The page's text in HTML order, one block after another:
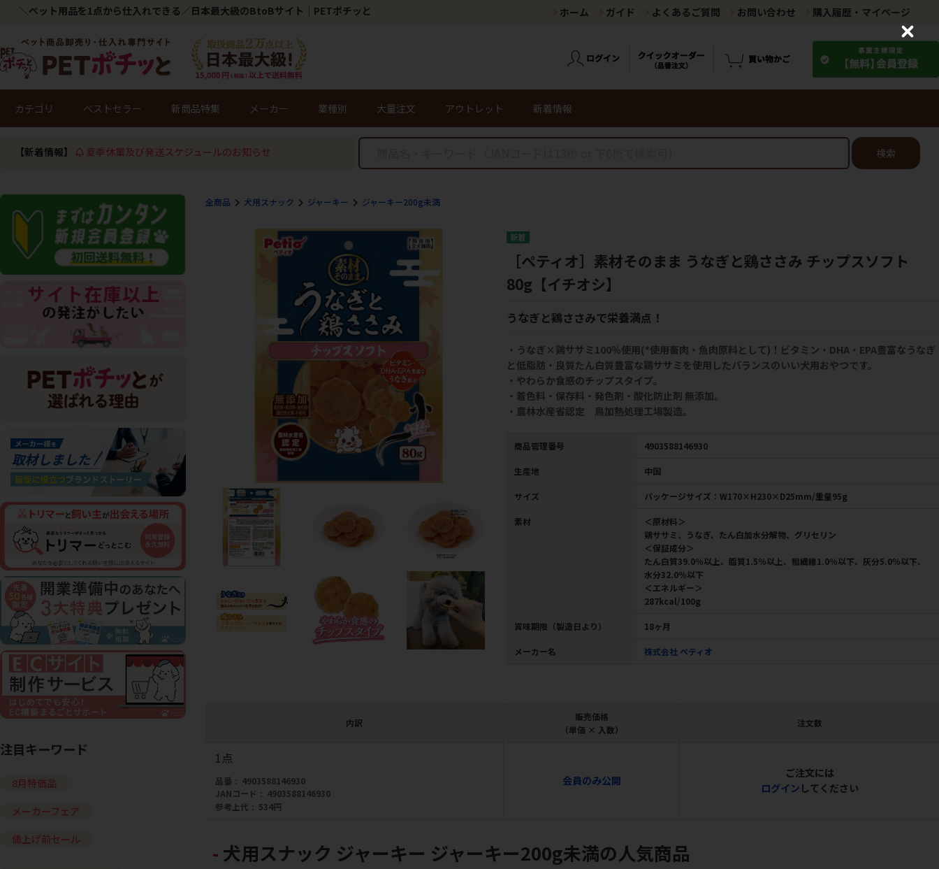
＼ペット用品を1点から仕入れできる／日本最大級のBtoBサイト｜PETポチッと ホーム ガイド よくあるご質問 お問い合わせ 購入履歴・マイページ
カテゴリ ベストセラー 新商品特集 メーカー 業種別 大量注文 アウトレット 新着情報
【新着情報】 夏季休業及び発送スケジュールのお知らせ 検索
全商品 犬用スナック ジャーキー ジャーキー200g未満
［ペティオ］素材そのまま うなぎと鶏ささみ チップスソフト
80g【イチオシ】
うなぎと鶏ささみで栄養満点！
・うなぎ×鶏ササミ100％使用(*使用畜肉・魚肉原料として)！ビタミン・DHA・EPA豊富なうなぎ
と低脂肪・良質たん白質豊富な鶏ササミを使用したバランスのいい犬用おやつです。
・やわらか食感のチップスタイプ。
・着色料・保存料・発色剤・酸化防止剤 無添加。
・農林水産省認定 鳥加熱処理工場製造。
商品管理番号 4903588146930
生産地 中国
サイズ パッケージサイズ：W170×H230×D25mm/重量95g
素材
＜原材料＞
鶏ササミ、うなぎ、たん白加水分解物、グリセリン
＜保証成分＞
たん白質39.0％以上、脂質1.5％以上、粗繊維1.0％以下、灰分5.0％以下、
水分32.0％以下
＜エネルギー＞
287kcal/100g
賞味期限（製造日より） 18ヶ月
メーカー名 株式会社 ペティオ
内訳
販売価格
（単価 × 入数）
注文数
1点
品番
4903588146930
JANコード
4903588146930
参考上代
534円
会員のみ公開
ご注文には
ログイン してください
犬用スナック ジャーキー ジャーキー200g未満の人気商品
注目キーワード
8月特価品
メーカーフェア
値上げ前セール
C
o
s
e